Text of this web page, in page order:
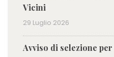
Vicini
29 Luglio 2026
Avviso di selezione